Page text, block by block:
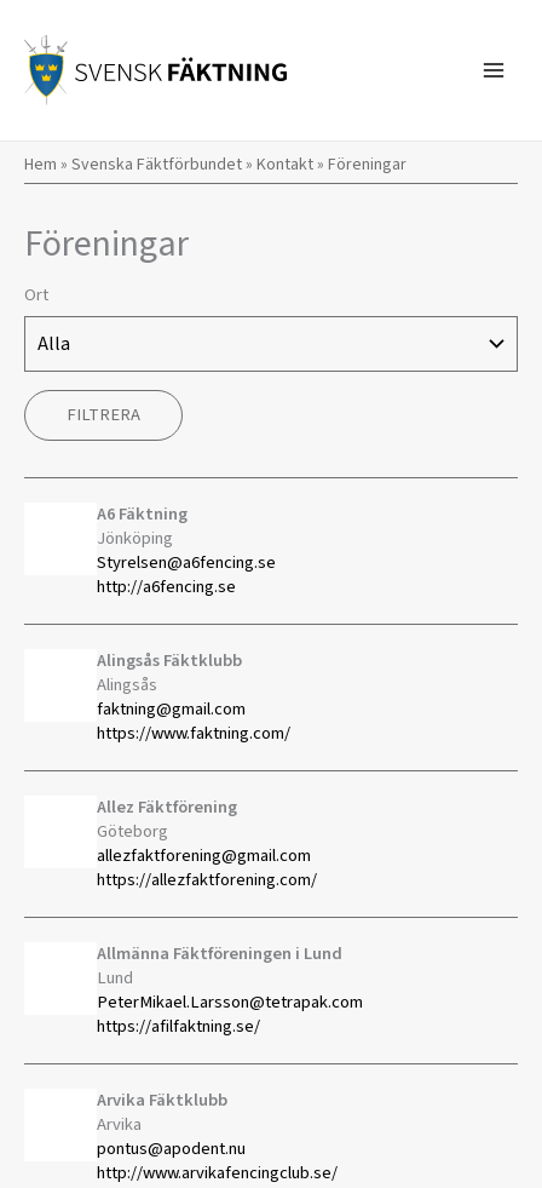
innehåll
Hem » Svenska Fäktförbundet» Kontakt» Föreningar
Föreningar
Ort
A6 Fäktning
Jönköping
Styrelsen@a6fencing.se
http://a6fencing.se
Alingsås Fäktklubb
Alingsås
faktning@gmail.com
https://www.faktning.com/
Allez Fäktförening
Göteborg
allezfaktforening@gmail.com
https://allezfaktforening.com/
Allmänna Fäktföreningen i Lund
Lund
PeterMikael.Larsson@tetrapak.com
https://afilfaktning.se/
Arvika Fäktklubb
Arvika
pontus@apodent.nu
http://www.arvikafencingclub.se/